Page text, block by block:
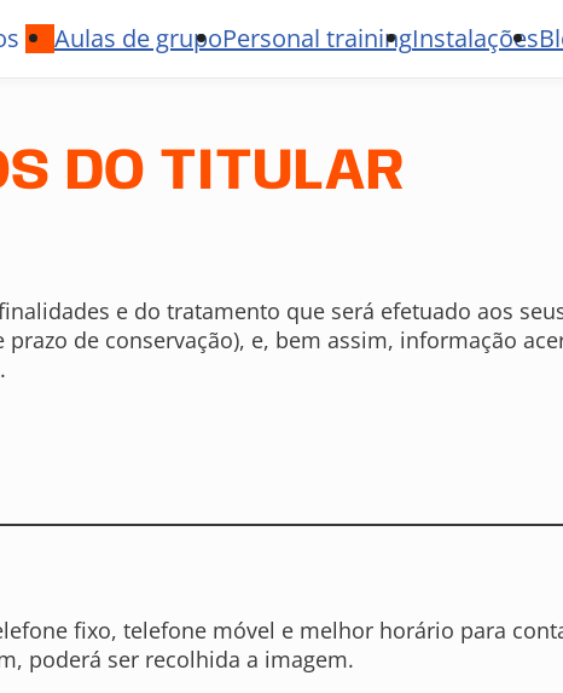
Aulas de grupoPersonal trainingInstalações
DO TITULAR
e do tratamento que será efetuado aos
de conservação), e, bem assim, informação
fixo, telefone móvel e melhor horário para
poderá ser recolhida a imagem.